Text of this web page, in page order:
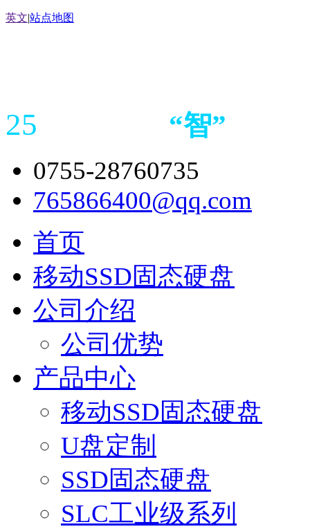
英文|站点地图
25 “智”
0755-28760735
765866400@qq.com
首页
移动SSD固态硬盘
公司介绍
公司优势
产品中心
移动SSD固态硬盘
U盘定制
SSD固态硬盘
SLC工业级系列